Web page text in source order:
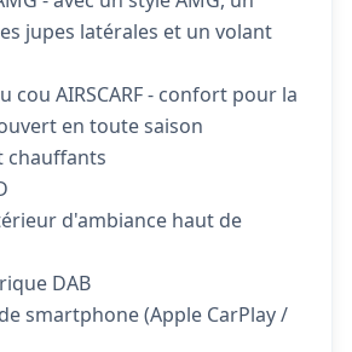
jupes latérales et un volant
cou AIRSCARF - confort pour la
en toute saison
chauffants
d'ambiance haut de
DAB
smartphone (Apple CarPlay /